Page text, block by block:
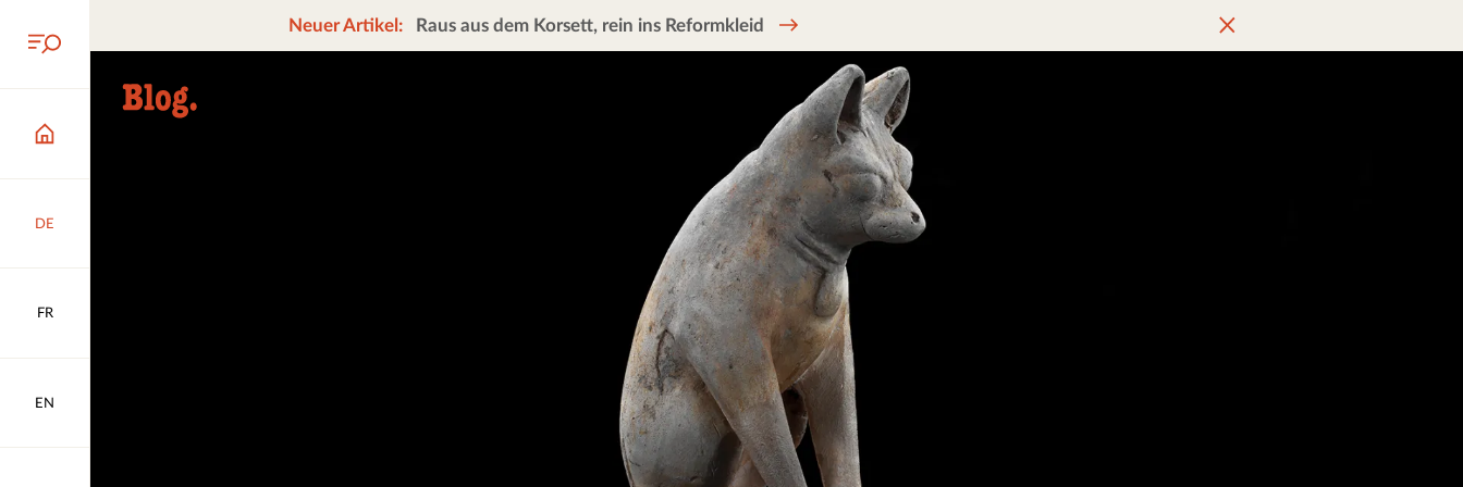
DE
FR
EN
Neuer Artikel: Raus aus dem Korsett, rein ins Reformkleid